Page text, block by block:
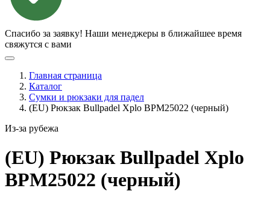
Спасибо за заявку! Наши менеджеры в ближайшее время
свяжутся с вами
Главная страница
Каталог
Сумки и рюкзаки для падел
(EU) Рюкзак Bullpadel Xplo BPM25022 (черный)
Из-за рубежа
(EU) Рюкзак Bullpadel Xplo
BPM25022 (черный)